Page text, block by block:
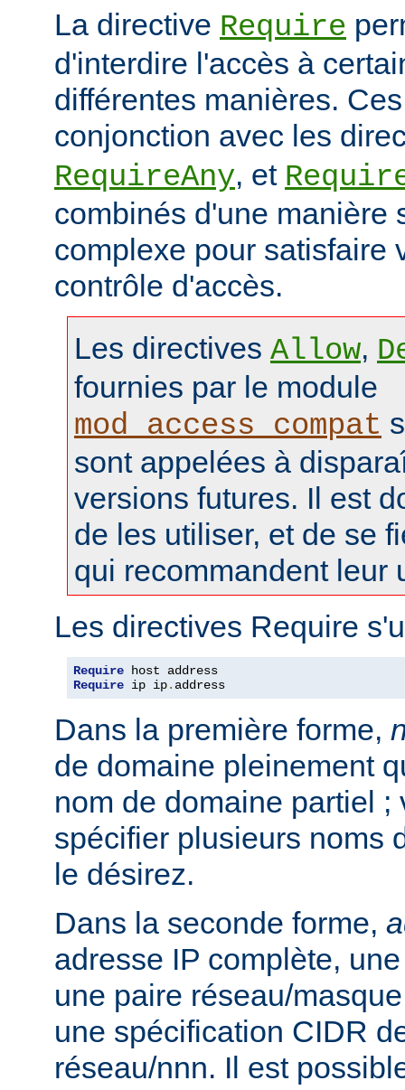
La directive Require
d'interdire l'accès à
différentes manières.
conjonction avec les
RequireAny, et
combinés d'une manière
complexe pour satisfaire
contrôle d'accès.
Les directives Allow,
fournies par le module
mod_access_compat
sont appelées à
versions futures. Il est
de les utiliser, et de se
qui recommandent leur
Les directives Require
Require
Require ip ip. address
Dans la première forme,
de domaine pleinement
nom de domaine partiel ;
spécifier plusieurs noms
le désirez.
Dans la seconde forme,
adresse IP complète,
une paire réseau/
une spécification CIDR
réseau/nnn. Il est